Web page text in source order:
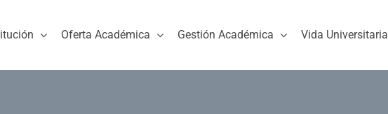
Oferta Académica Gestión Académica Vida Universitaria